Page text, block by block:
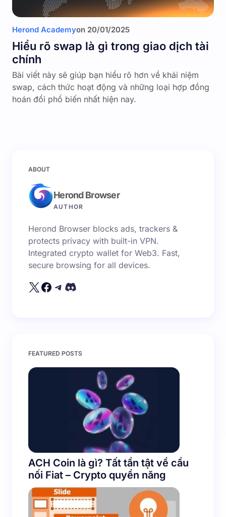
Herond Academyon 20/01/2025
Hiểu rõ swap là gì trong giao dịch tài
chính
Bài viết này sẽ giúp bạn hiểu rõ hơn về khái niệm
swap, cách thức hoạt động và những loại hợp đồng
hoán đổi phổ biến nhất hiện nay.
ABOUT
Herond Browser
AUTHOR
Herond Browser blocks ads, trackers &
protects privacy with built-in VPN.
Integrated crypto wallet for Web3. Fast,
secure browsing for all devices.
FEATURED POSTS
ACH Coin là gì? Tất tần tật về cầu
nối Fiat – Crypto quyền năng